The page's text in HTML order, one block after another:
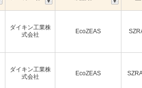
ダイキン工業株
式会社
EcoZEAS
ダイキン工業株
式会社
EcoZEAS